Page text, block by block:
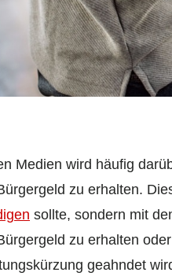
Medien wird häufig
zu erhalten.
sollte, sondern mit
zu erhalten
geahndet